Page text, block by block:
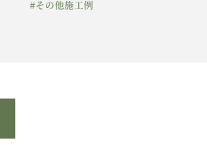
#その他施工例